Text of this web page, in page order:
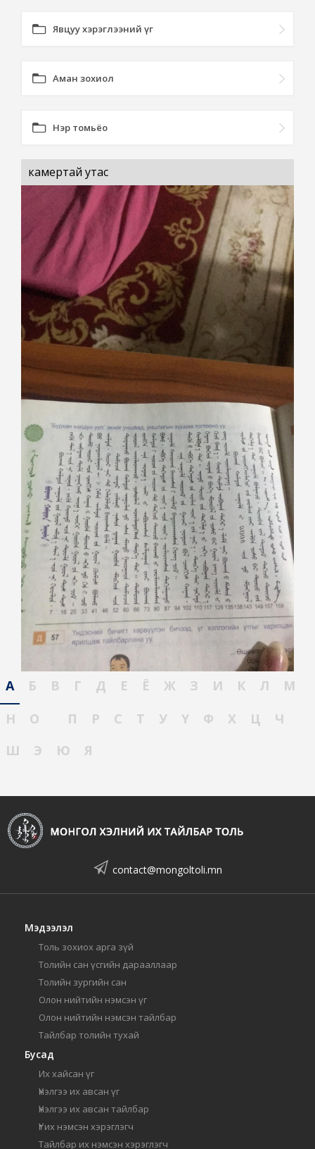
Явцуу хэрэглээний үг
Аман зохиол
Нэр томьёо
камертай утас
А Б В Г Д Е Ё Ж З И К Л
М
Н
О П Р С Т У Ү Ф Х Ц
Ч
Ш
Э Ю Я
contact@mongoltoli.mn
Мэдээлэл
Толь зохиох арга зүй
Толийн сан үсгийн дарааллаар
Толийн зургийн сан
Олон нийтийн нэмсэн үг
Олон нийтийн нэмсэн тайлбар
Тайлбар толийн тухай
Бусад
Их хайсан үг
Үнэлгээ их авсан үг
Үнэлгээ их авсан тайлбар
Үг их нэмсэн хэрэглэгч
Тайлбар их нэмсэн хэрэглэгч